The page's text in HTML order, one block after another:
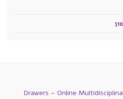
Drawers – Online